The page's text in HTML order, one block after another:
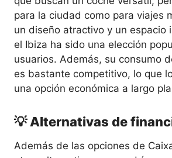
para la ciudad como para viajes
un diseño atractivo y un espacio
el Ibiza ha sido una elección
usuarios. Además, su consumo
es bastante competitivo, lo que
una opción económica a largo
💡 Alternativas de
Además de las opciones de